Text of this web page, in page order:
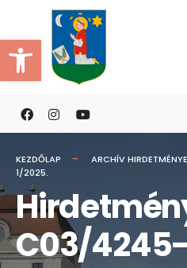
Eszköztár megnyitása
to
content
KEZDŐLAP ARCHÍV
1/2025.
C03/
Search